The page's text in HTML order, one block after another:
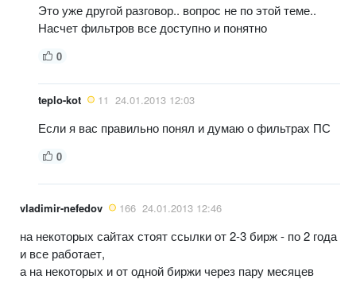
Это уже другой разговор.. вопрос не по этой теме..
Насчет фильтров все доступно и понятно
0
teplo-kot 11 24.01.2013 12:03
Если я вас правильно понял и думаю о фильтрах ПС
0
vladimir-nefedov 166 24.01.2013 12:46
на некоторых сайтах стоят ссылки от 2-3 бирж - по 2 года
и все работает,
а на некоторых и от одной биржи через пару месяцев